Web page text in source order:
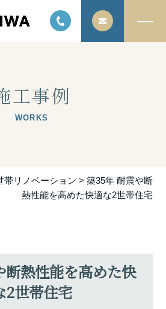
工事例
WORKS
帯リノベーション > 築35年 耐震や断
熱性能を高めた快適な2世帯住宅
断熱性能を高めた快
2世帯住宅